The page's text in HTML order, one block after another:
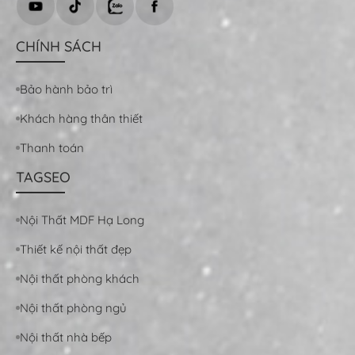
CHÍNH SÁCH
Bảo hành bảo trì
Khách hàng thân thiết
Thanh toán
TAGSEO
Nội Thất MDF Hạ Long
Thiết kế nội thất đẹp
Nội thất phòng khách
Nội thất phòng ngủ
Nội thất nhà bếp